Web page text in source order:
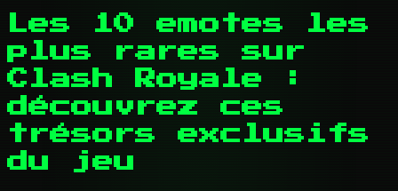
Les 10 emotes les
plus rares sur
Clash Royale :
découvrez ces
trésors exclusifs
du jeu